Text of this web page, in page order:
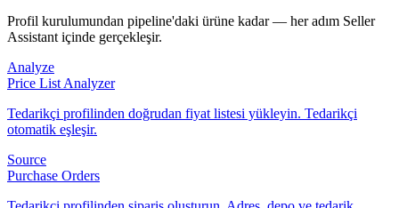
Profil kurulumundan pipeline'daki ürüne kadar — her adım Seller
Assistant içinde gerçekleşir.
Analyze
Price List Analyzer
Tedarikçi profilinden doğrudan fiyat listesi yükleyin. Tedarikçi
otomatik eşleşir.
Source
Purchase Orders